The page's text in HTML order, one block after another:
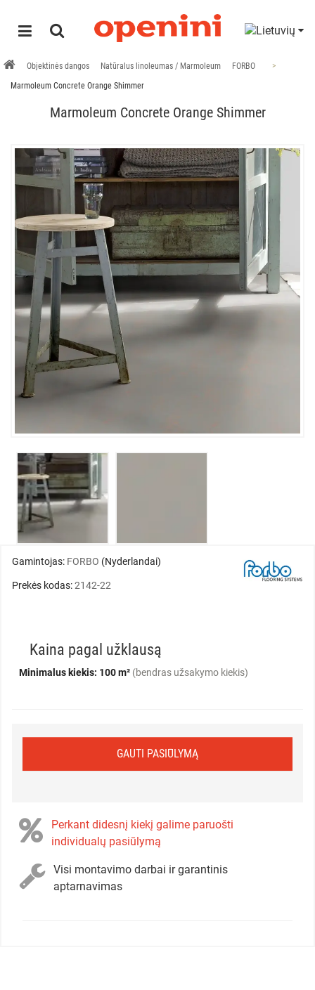
Objektinės dangos Natūralus linoleumas / Marmoleum
FORBO
Marmoleum Concrete Orange Shimmer
Marmoleum Concrete Orange Shimmer
Gamintojas: FORBO (Nyderlandai)
Prekės kodas:2142-22
Kaina pagal užklausą
Minimalus kiekis: 100 m² (bendras užsakymo kiekis)
GAUTI PASIŪLYMĄ
Perkant didesnį kiekį galime paruošti
individualų pasiūlymą
Visi montavimo darbai ir garantinis
aptarnavimas